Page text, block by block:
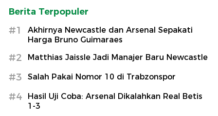
Berita Terpopuler
#1
Akhirnya Newcastle dan Arsenal Sepakati
Harga Bruno Guimaraes
#2 Matthias Jaissle Jadi Manajer Baru Newcastle
#3 Salah Pakai Nomor 10 di Trabzonspor
#4
Hasil Uji Coba: Arsenal Dikalahkan Real Betis
1-3